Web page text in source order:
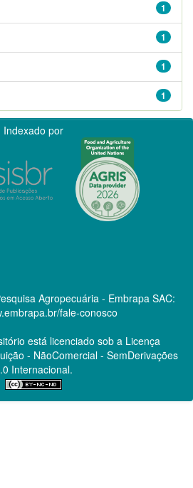
1
1
1
1
Indexado por
Agropecuária - Embrapa SAC:
fale-conosco
está licenciado sob a Licença
- NãoComercial - SemDerivações
Internacional.